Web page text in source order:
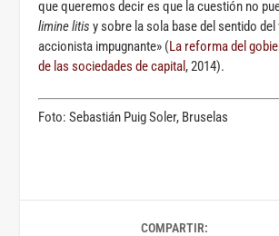
que queremos decir es que la cuestión no
limine litis y sobre la sola base del sentido del
accionista impugnante» (La reforma del
de las sociedades de capital , 2014).
Foto: Sebastián Puig Soler, Bruselas
COMPARTIR: